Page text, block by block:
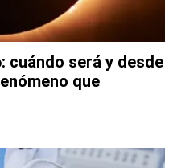
cuándo será y desde
que